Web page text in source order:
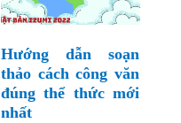
Hướng dẫn soạn
thảo cách công văn
đúng thể thức mới
nhất